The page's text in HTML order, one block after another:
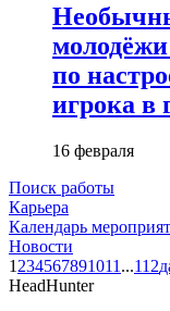
по
игрока в
16 февраля
Поиск работы
Карьера
Календарь
Новости
1 234567891011 ...112
HeadHunter